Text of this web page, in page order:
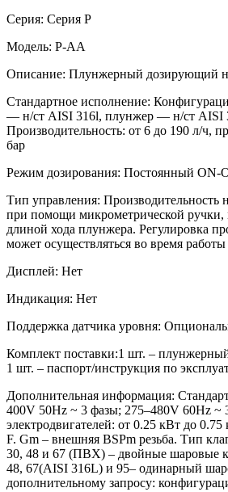
Серия: Серия P
Модель: P-AA
Описание: Плунжерный дозирующий
Стандартное исполнение:
— н/ст AISI 316l, плунжер — н/ст AISI
Производительность: от 6 до 190 л/ч,
бар
Режим дозирования: Постоянный ON-
Тип управления: Производительность
при помощи микрометрической ручки,
длиной хода плунжера. Регулировка
может осуществляться во время работы
Дисплей: Нет
Индикация: Нет
Поддержка датчика уровня:
Комплект поставки:1 шт. –
1 шт. – паспорт/инструкция по
Дополнительная информация:
400V 50Hz ~ 3 фазы; 275–480V 60Hz
электродвигателей: от 0.25 кВт до
F. Gm – внешняя BSPm резьба. Тип
30, 48 и 67 (ПВХ) – двойные шаровые
48, 67(AISI 316L) и 95– одинарный
дополнительному запросу: